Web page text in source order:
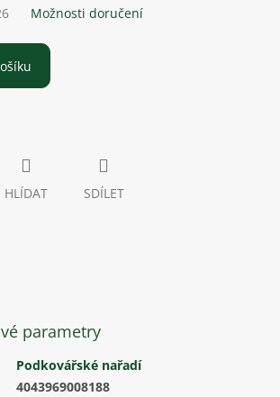
Možnosti doručení
HLÍDAT SDÍLET
parametry
Podkovářské nařadí
4043969008188